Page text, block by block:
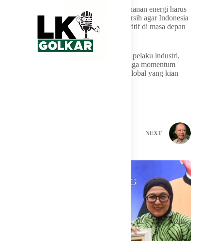
“Ke depan, kita tidak boleh berhenti. Ketahanan energi harus
dibarengi dengan transisi menuju energi bersih agar Indonesia
tidak hanya tahan krisis, tetapi juga kompetitif di masa depan
Nurdin berharap sinergi antara pemerintah, pelaku industri,
dan masyarakat terus diperkuat guna menjaga momentum
positif tersebut di tengah dinamika energi global yang kian
NEXT